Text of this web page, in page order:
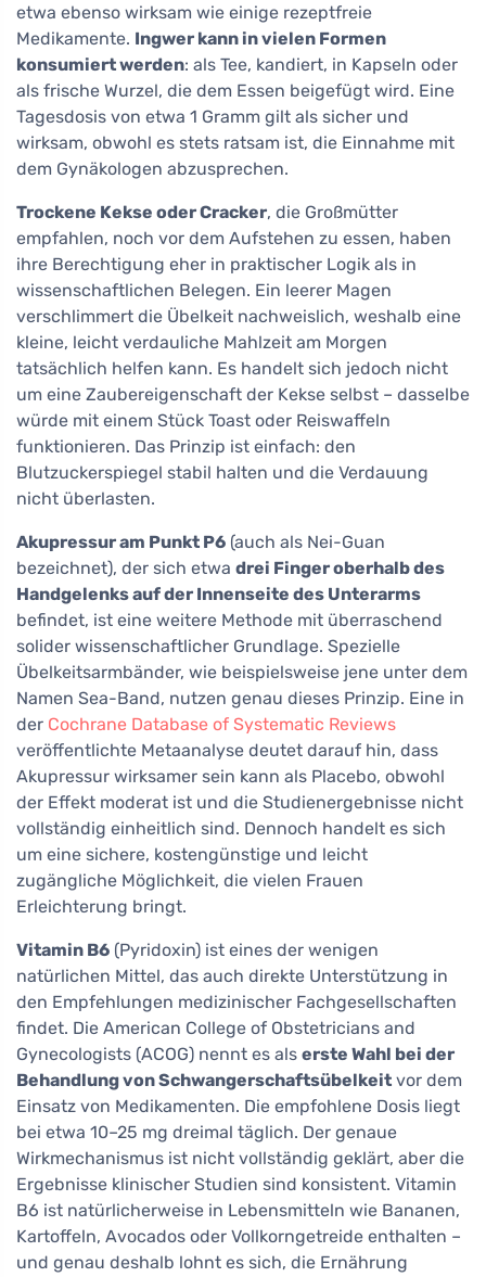
etwa ebenso wirksam wie einige rezeptfreie
Medikamente. Ingwer kann in vielen Formen
konsumiert werden: als Tee, kandiert, in Kapseln oder
als frische Wurzel, die dem Essen beigefügt wird. Eine
Tagesdosis von etwa 1 Gramm gilt als sicher und
wirksam, obwohl es stets ratsam ist, die Einnahme mit
dem Gynäkologen abzusprechen.
Trockene Kekse oder Cracker, die Großmütter
empfahlen, noch vor dem Aufstehen zu essen, haben
ihre Berechtigung eher in praktischer Logik als in
wissenschaftlichen Belegen. Ein leerer Magen
verschlimmert die Übelkeit nachweislich, weshalb eine
kleine, leicht verdauliche Mahlzeit am Morgen
tatsächlich helfen kann. Es handelt sich jedoch nicht
um eine Zaubereigenschaft der Kekse selbst – dasselbe
würde mit einem Stück Toast oder Reiswaffeln
funktionieren. Das Prinzip ist einfach: den
Blutzuckerspiegel stabil halten und die Verdauung
nicht überlasten.
Akupressur am Punkt P6 (auch als Nei-Guan
bezeichnet), der sich etwa drei Finger oberhalb des
Handgelenks auf der Innenseite des Unterarms
befindet, ist eine weitere Methode mit überraschend
solider wissenschaftlicher Grundlage. Spezielle
Übelkeitsarmbänder, wie beispielsweise jene unter dem
Namen Sea-Band, nutzen genau dieses Prinzip. Eine in
der Cochrane Database of Systematic Reviews
veröffentlichte Metaanalyse deutet darauf hin, dass
Akupressur wirksamer sein kann als Placebo, obwohl
der Effekt moderat ist und die Studienergebnisse nicht
vollständig einheitlich sind. Dennoch handelt es sich
um eine sichere, kostengünstige und leicht
zugängliche Möglichkeit, die vielen Frauen
Erleichterung bringt.
Vitamin B6 (Pyridoxin) ist eines der wenigen
natürlichen Mittel, das auch direkte Unterstützung in
den Empfehlungen medizinischer Fachgesellschaften
findet. Die American College of Obstetricians and
Gynecologists (ACOG) nennt es als erste Wahl bei der
Behandlung von Schwangerschaftsübelkeit vor dem
Einsatz von Medikamenten. Die empfohlene Dosis liegt
bei etwa 10–25 mg dreimal täglich. Der genaue
Wirkmechanismus ist nicht vollständig geklärt, aber die
Ergebnisse klinischer Studien sind konsistent. Vitamin
B6 ist natürlicherweise in Lebensmitteln wie Bananen,
Kartoffeln, Avocados oder Vollkorngetreide enthalten –
und genau deshalb lohnt es sich, die Ernährung